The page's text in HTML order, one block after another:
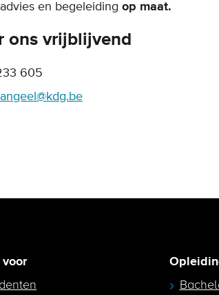
en begeleiding op maat.
ons vrijblijvend
605